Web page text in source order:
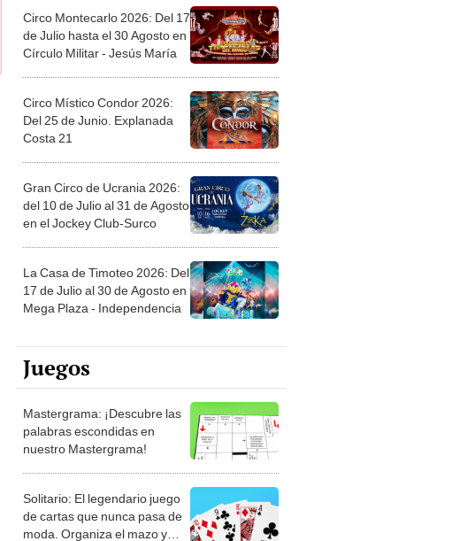
Circo Montecarlo 2026: Del 17
de Julio hasta el 30 Agosto en
Círculo Militar - Jesús María
Circo Místico Condor 2026:
Del 25 de Junio. Explanada
Costa 21
Gran Circo de Ucrania 2026:
del 10 de Julio al 31 de Agosto
en el Jockey Club-Surco
La Casa de Timoteo 2026: Del
17 de Julio al 30 de Agosto en
Mega Plaza - Independencia
Juegos
Mastergrama: ¡Descubre las
palabras escondidas en
nuestro Mastergrama!
Solitario: El legendario juego
de cartas que nunca pasa de
moda. Organiza el mazo y